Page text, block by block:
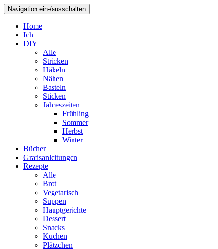
Navigation ein-/ausschalten
Home
Ich
DIY
Alle
Stricken
Häkeln
Nähen
Basteln
Sticken
Jahreszeiten
Frühling
Sommer
Herbst
Winter
Bücher
Gratisanleitungen
Rezepte
Alle
Brot
Vegetarisch
Suppen
Hauptgerichte
Dessert
Snacks
Kuchen
Plätzchen